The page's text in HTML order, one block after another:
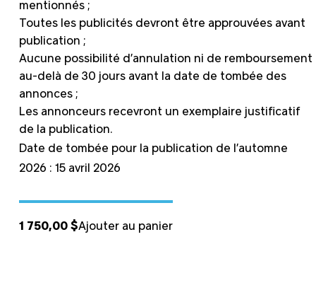
mentionnés ;
Toutes les publicités devront être approuvées avant
publication ;
Aucune possibilité d’annulation ni de remboursement
au-delà de 30 jours avant la date de tombée des
annonces ;
Les annonceurs recevront un exemplaire justificatif
de la publication.
Date de tombée pour la publication de l’automne
2026 : 15 avril 2026
1 750,00 $Ajouter au panier